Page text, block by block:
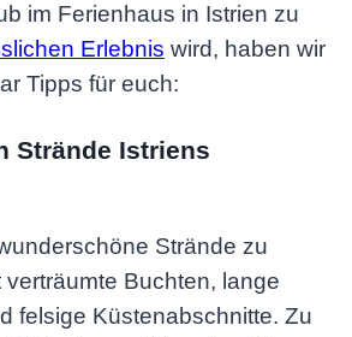
im Ferienhaus in Istrien zu
Erlebnis wird, haben wir
Tipps für euch:
Strände Istriens
Strände zu
verträumte Buchten, lange
felsige Küstenabschnitte. Zu